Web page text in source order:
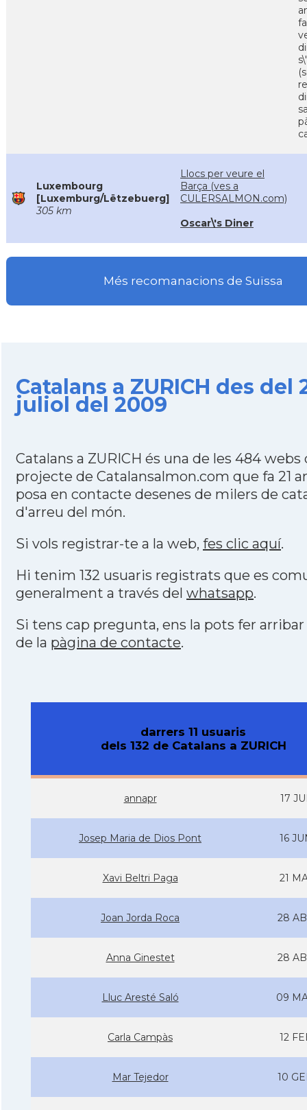
Luxembourg
[Luxemburg/Lëtzebuerg]
305 km
Llocs per veure el
Barça (ves a
CULERSALMON.com)
Oscar\'s Diner
Més recomanacions de Suïssa
Catalans a ZURICH des del
juliol del 2009
Catalans a ZURICH és una de les 484 webs
projecte de Catalansalmon.com que fa 21
posa en contacte desenes de milers de
d'arreu del món.
Si vols registrar-te a la web, fes clic aquí.
Hi tenim 132 usuaris registrats que es
generalment a través del whatsapp.
Si tens cap pregunta, ens la pots fer arribar
de la pàgina de contacte.
darrers 11 usuaris
dels 132 de Catalans a ZURICH
annapr 17
Josep Maria de Dios Pont 16
Xavi Beltri Paga 21
Joan Jorda Roca 28
Anna Ginestet 28
Lluc Aresté Saló 09
Carla Campàs 12
Mar Tejedor 10